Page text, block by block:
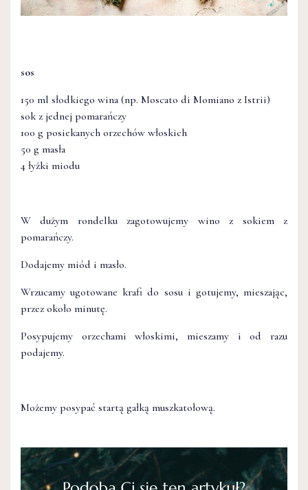
sos
150 ml słodkiego wina (np. Moscato di Momiano z Istrii)
sok z jednej pomarańczy
100 g posiekanych orzechów włoskich
50 g masła
4 łyżki miodu
W dużym rondelku zagotowujemy wino z sokiem z
pomarańczy.
Dodajemy miód i masło.
Wrzucamy ugotowane krafi do sosu i gotujemy, mieszając,
przez około minutę.
Posypujemy orzechami włoskimi, mieszamy i od razu
podajemy.
Możemy posypać startą gałką muszkatołową.